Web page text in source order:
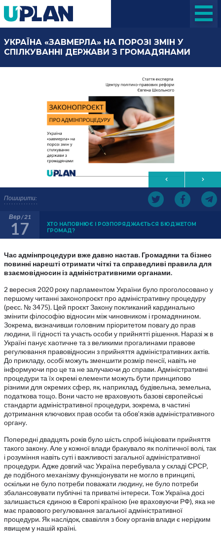
Поширити:
УКРАЇНА «ЗАВМЕРЛА» НА ПОРОЗІ ЗМІН У
СПІЛКУВАННІ ДЕРЖАВИ З ГРОМАДЯНАМИ
Вер / 21
17
ХТО НАПОВНЮЄ І РОЗПОРЯДЖАЄТЬСЯ БЮДЖЕТОМ
ГРОМАД?
Час адмінпроцедури вже давно настав. Громадяни та бізнес
повинні нарешті отримати чіткі та справедливі правила для
взаємовідносин із адміністративними органами.
2 вересня 2020 року парламентом України було проголосовано у
першому читанні законопроєкт про адміністративну процедуру
(реєс. № 3475). Цей проєкт Закону покликаний кардинально
змінити філософію відносин між чиновником і громадянином.
Зокрема, визначивши головним пріоритетом повагу до прав
людини, її гідності та участь особи у прийнятті рішення. Наразі ж в
Україні панує хаотичне та з великими прогалинами правове
регулювання правовідносин з прийняття адміністративних актів.
До прикладу, особі можуть зменшити розмір пенсії, навіть не
інформуючи про це та не залучаючи до справи. Адміністративні
процедури та їх окремі елементи можуть бути принципово
різними для окремих сфер, як, наприклад, будівельна, земельна,
податкова тощо. Вони часто не враховують базові європейські
стандарти адміністративної процедури, зокрема, в частині
дотримання ключових прав особи та обов’язків адміністративного
органу.
Попередні двадцять років було шість спроб ініціювати прийняття
такого закону. Але у кожної влади бракувало як політичної волі, так
і розуміння навіть суті і важливості загальної адміністративної
процедури. Адже довгий час Україна перебувала у складі СРСР,
де подібного механізму функціонувати не могло в принципі,
оскільки не було потреби поважати людину, не було потреби
збалансовувати публічні та приватні інтереси. Тож Україна досі
залишається єдиною в Європі країною (не враховуючи РФ), яка не
має правового регулювання загальної адміністративної
процедури. Як наслідок, свавілля з боку органів влади є нерідким
явищем у нашій країні.